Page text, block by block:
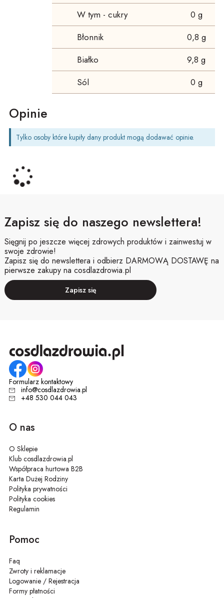
W tym - cukry
0 g
Błonnik
0,8 g
Białko
9,8 g
Sól
0 g
Opinie
Tylko osoby które kupiły dany produkt mogą dodawać opinie.
Zapisz się do naszego newslettera!
Sięgnij po jeszcze więcej zdrowych produktów i zainwestuj w
swoje zdrowie!
Zapisz się do newslettera i odbierz DARMOWĄ DOSTAWĘ na
pierwsze zakupy na cosdlazdrowia.pl
Zapisz się
Formularz kontaktowy
info@cosdlazdrowia.pl
+48 530 044 043
O nas
O Sklepie
Klub cosdlazdrowia.pl
Współpraca hurtowa B2B
Karta Dużej Rodziny
Polityka prywatności
Polityka cookies
Regulamin
Pomoc
Faq
Zwroty i reklamacje
Logowanie / Rejestracja
Formy płatności